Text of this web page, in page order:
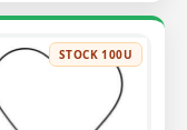
STOCK 100U